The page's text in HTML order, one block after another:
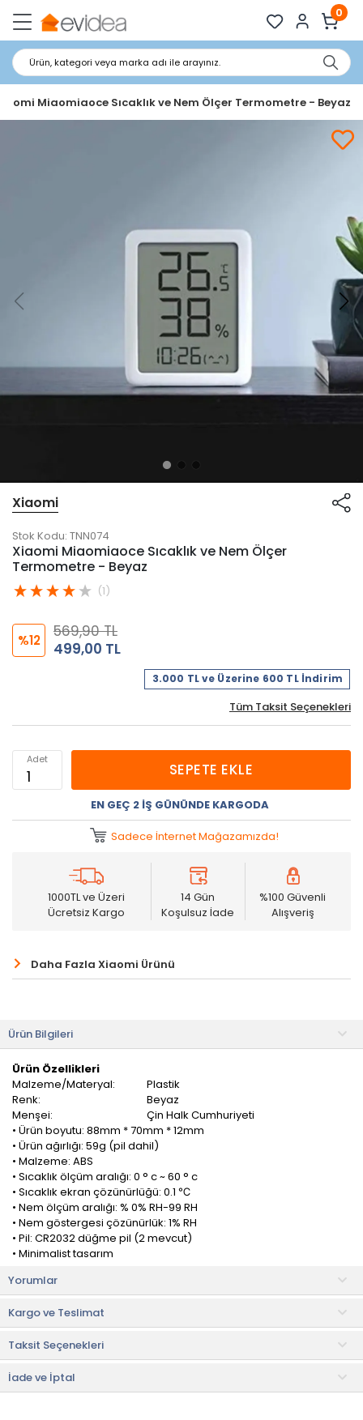
0
Ürün, kategori veya marka adı ile arayınız.
Miaomiaoce Sıcaklık ve Nem Ölçer Termometre - Beyaz
Xiaomi
Stok Kodu: TNN074
Xiaomi Miaomiaoce Sıcaklık ve Nem Ölçer
Termometre - Beyaz
(1)
%12
569,90 TL
499,00 TL
3.000 TL ve Üzerine 600 TL İndirim
Tüm Taksit Seçenekleri
Adet
SEPETE EKLE
EN GEÇ 2 İŞ GÜNÜNDE KARGODA
Sadece İnternet Mağazamızda!
1000TL ve Üzeri
Ücretsiz Kargo
14 Gün
Koşulsuz İade
%100 Güvenli
Alışveriş
Daha Fazla Xiaomi Ürünü
Ürün Bilgileri
Ürün Özellikleri
Malzeme/Materyal:
Plastik
Renk:
Beyaz
Menşei:
Çin Halk Cumhuriyeti
• Ürün boyutu: 88mm * 70mm * 12mm
• Ürün ağırlığı: 59g (pil dahil)
• Malzeme: ABS
• Sıcaklık ölçüm aralığı: 0 ° c ~ 60 ° c
• Sıcaklık ekran çözünürlüğü: 0.1 ℃
• Nem ölçüm aralığı: % 0% RH-99 RH
• Nem göstergesi çözünürlük: 1% RH
• Pil: CR2032 düğme pil (2 mevcut)
• Minimalist tasarım
• Celsius ve Fahrenheit arasında serbestçe geçiş yapın
• Yüksek hassasiyetli dijital sensör, sıcaklık ve nem değişikliklerini
doğru bir şekilde izler.
• Görüntüleme süresi, kalibre edilmesi kolay.
• Büyük LCD ekran, birden fazla değeri açıkça gösterir.
• 24 saat sıcaklık ve nem değişikliklerini anlamak için sıcaklık ve
nem kayıtları.
• Duvara yapıştırılabilir ve çeşitli senaryolar için uygun
Yorumlar
Kargo ve Teslimat
Taksit Seçenekleri
İade ve İptal